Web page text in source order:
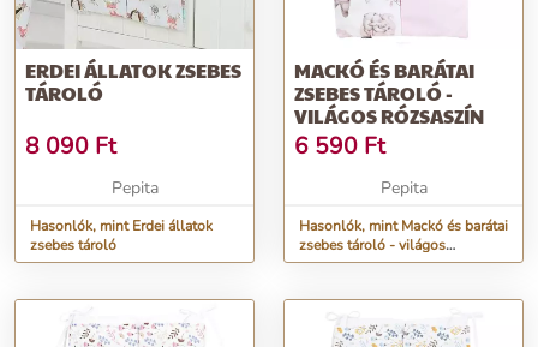
ERDEI ÁLLATOK ZSEBES
TÁROLÓ
8 090 Ft
Pepita
Hasonlók, mint Erdei állatok
zsebes tároló
MACKÓ ÉS BARÁTAI
ZSEBES TÁROLÓ -
VILÁGOS RÓZSASZÍN
6 590 Ft
Pepita
Hasonlók, mint Mackó és barátai
zsebes tároló - világos
rózsaszín